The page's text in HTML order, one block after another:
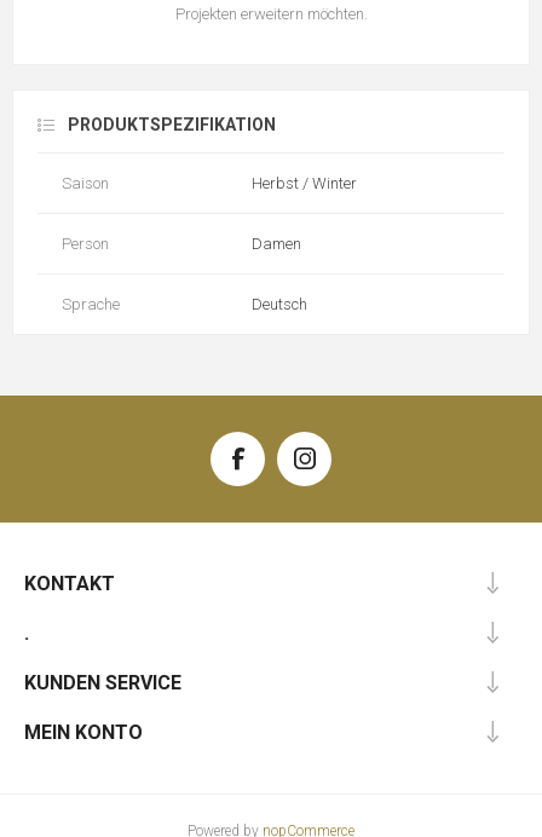
Projekten erweitern möchten.
PRODUKTSPEZIFIKATION
Saison Herbst / Winter
Person Damen
Sprache Deutsch
KONTAKT
.
KUNDEN SERVICE
MEIN KONTO
Powered by nopCommerce